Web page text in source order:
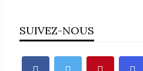
SUIVEZ-NOUS